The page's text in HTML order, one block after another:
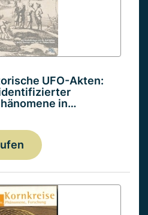
UFO-Akten:
in…